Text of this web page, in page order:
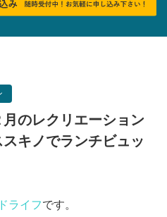
のレクリエーション
キノでランチビュッ
ライフです。